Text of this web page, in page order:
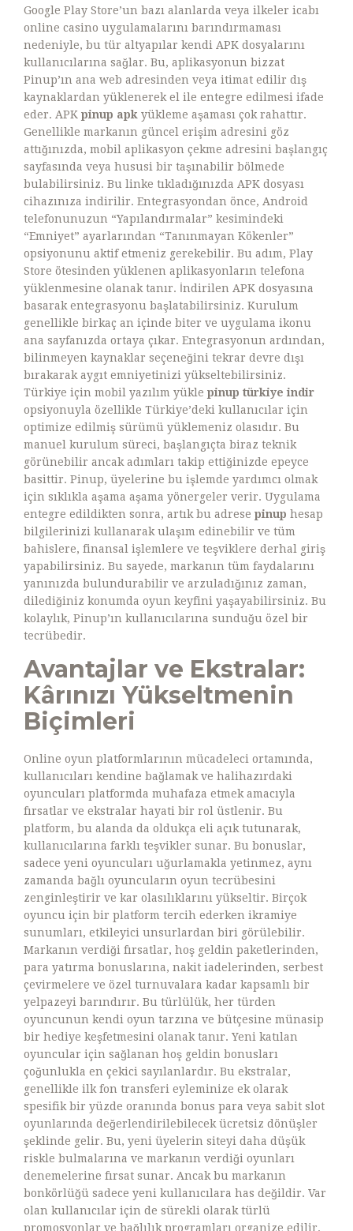
Google Play Store’un bazı alanlarda veya ilkeler icabı
online casino uygulamalarını barındırmaması
nedeniyle, bu tür altyapılar kendi APK dosyalarını
kullanıcılarına sağlar. Bu, aplikasyonun bizzat
Pinup’ın ana web adresinden veya itimat edilir dış
kaynaklardan yüklenerek el ile entegre edilmesi ifade
eder. APK pinup apk yükleme aşaması çok rahattır.
Genellikle markanın güncel erişim adresini göz
attığınızda, mobil aplikasyon çekme adresini başlangıç
sayfasında veya hususi bir taşınabilir bölmede
bulabilirsiniz. Bu linke tıkladığınızda APK dosyası
cihazınıza indirilir. Entegrasyondan önce, Android
telefonunuzun “Yapılandırmalar” kesimindeki
“Emniyet” ayarlarından “Tanınmayan Kökenler”
opsiyonunu aktif etmeniz gerekebilir. Bu adım, Play
Store ötesinden yüklenen aplikasyonların telefona
yüklenmesine olanak tanır. İndirilen APK dosyasına
basarak entegrasyonu başlatabilirsiniz. Kurulum
genellikle birkaç an içinde biter ve uygulama ikonu
ana sayfanızda ortaya çıkar. Entegrasyonun ardından,
bilinmeyen kaynaklar seçeneğini tekrar devre dışı
bırakarak aygıt emniyetinizi yükseltebilirsiniz.
Türkiye için mobil yazılım yükle pinup türkiye indir
opsiyonuyla özellikle Türkiye’deki kullanıcılar için
optimize edilmiş sürümü yüklemeniz olasıdır. Bu
manuel kurulum süreci, başlangıçta biraz teknik
görünebilir ancak adımları takip ettiğinizde epeyce
basittir. Pinup, üyelerine bu işlemde yardımcı olmak
için sıklıkla aşama aşama yönergeler verir. Uygulama
entegre edildikten sonra, artık bu adrese pinup hesap
bilgilerinizi kullanarak ulaşım edinebilir ve tüm
bahislere, finansal işlemlere ve teşviklere derhal giriş
yapabilirsiniz. Bu sayede, markanın tüm faydalarını
yanınızda bulundurabilir ve arzuladığınız zaman,
dilediğiniz konumda oyun keyfini yaşayabilirsiniz. Bu
kolaylık, Pinup’ın kullanıcılarına sunduğu özel bir
tecrübedir.
Avantajlar ve Ekstralar:
Kârınızı Yükseltmenin
Biçimleri
Online oyun platformlarının mücadeleci ortamında,
kullanıcıları kendine bağlamak ve halihazırdaki
oyuncuları platformda muhafaza etmek amacıyla
fırsatlar ve ekstralar hayati bir rol üstlenir. Bu
platform, bu alanda da oldukça eli açık tutunarak,
kullanıcılarına farklı teşvikler sunar. Bu bonuslar,
sadece yeni oyuncuları uğurlamakla yetinmez, aynı
zamanda bağlı oyuncuların oyun tecrübesini
zenginleştirir ve kar olasılıklarını yükseltir. Birçok
oyuncu için bir platform tercih ederken ikramiye
sunumları, etkileyici unsurlardan biri görülebilir.
Markanın verdiği fırsatlar, hoş geldin paketlerinden,
para yatırma bonuslarına, nakit iadelerinden, serbest
çevirmelere ve özel turnuvalara kadar kapsamlı bir
yelpazeyi barındırır. Bu türlülük, her türden
oyuncunun kendi oyun tarzına ve bütçesine münasip
bir hediye keşfetmesini olanak tanır. Yeni katılan
oyuncular için sağlanan hoş geldin bonusları
çoğunlukla en çekici sayılanlardır. Bu ekstralar,
genellikle ilk fon transferi eyleminize ek olarak
spesifik bir yüzde oranında bonus para veya sabit slot
oyunlarında değerlendirilebilecek ücretsiz dönüşler
şeklinde gelir. Bu, yeni üyelerin siteyi daha düşük
riskle bulmalarına ve markanın verdiği oyunları
denemelerine fırsat sunar. Ancak bu markanın
bonkörlüğü sadece yeni kullanıcılara has değildir. Var
olan kullanıcılar için de sürekli olarak türlü
promosyonlar ve bağlılık programları organize edilir.